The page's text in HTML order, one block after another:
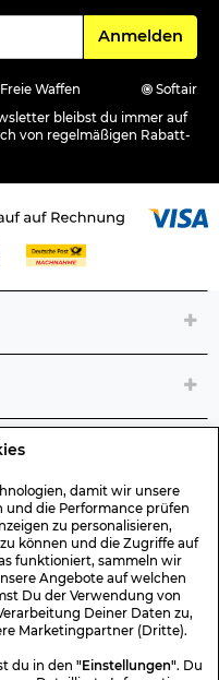
damit wir unsere
und die Performance prüfen
zu personalisieren,
können und die Zugriffe auf
funktioniert, sammeln wir
Angebote auf welchen
Du der Verwendung von
Deiner Daten zu,
Marketingpartner (Dritte).
du in den "Einstellungen". Du
Für den
Anmelden
Freie Waffen
Softair
bleibst du immer auf
von regelmäßigen Rabatt-